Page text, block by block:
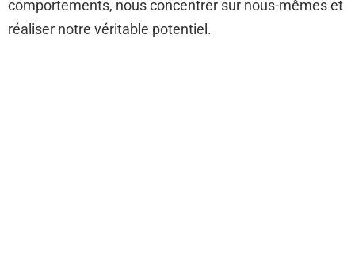
comportements, nous concentrer sur nous-mêmes et
réaliser notre véritable potentiel.